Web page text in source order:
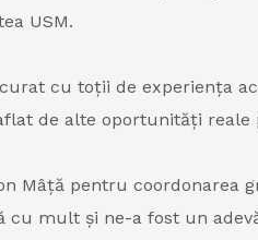
USM.
cu toții de experiența
de alte oportunități reale
Mâță pentru coordonarea
cu mult și ne-a fost un